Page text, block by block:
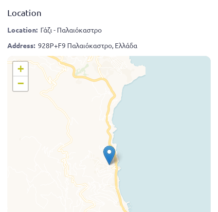
Location
Location: Γάζι - Παλαιόκαστρο
Address: 928P+F9 Παλαιόκαστρο, Ελλάδα
+
−